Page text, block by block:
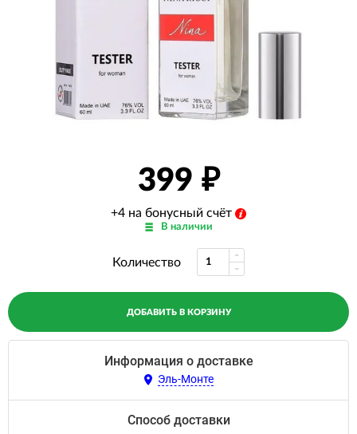
399
+4 на бонусный счёт
В наличии
Количество
ДОБАВИТЬ В КОРЗИНУ
Информация о доставке
Эль-Монте
Способ доставки